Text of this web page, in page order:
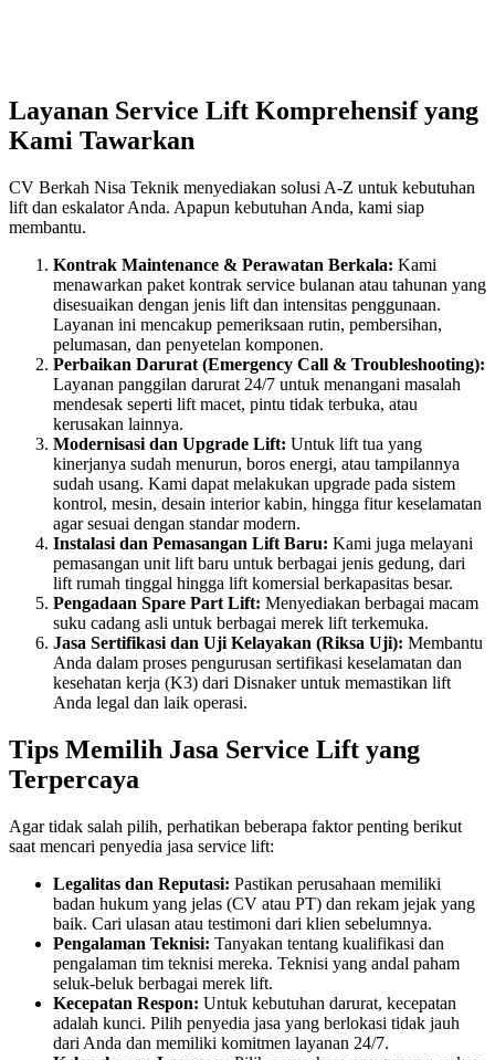
Layanan Service Lift Komprehensif yang
Kami Tawarkan
CV Berkah Nisa Teknik menyediakan solusi A-Z untuk kebutuhan
lift dan eskalator Anda. Apapun kebutuhan Anda, kami siap
membantu.
Kontrak Maintenance & Perawatan Berkala: Kami
menawarkan paket kontrak service bulanan atau tahunan yang
disesuaikan dengan jenis lift dan intensitas penggunaan.
Layanan ini mencakup pemeriksaan rutin, pembersihan,
pelumasan, dan penyetelan komponen.
Perbaikan Darurat (Emergency Call & Troubleshooting):
Layanan panggilan darurat 24/7 untuk menangani masalah
mendesak seperti lift macet, pintu tidak terbuka, atau
kerusakan lainnya.
Modernisasi dan Upgrade Lift: Untuk lift tua yang
kinerjanya sudah menurun, boros energi, atau tampilannya
sudah usang. Kami dapat melakukan upgrade pada sistem
kontrol, mesin, desain interior kabin, hingga fitur keselamatan
agar sesuai dengan standar modern.
Instalasi dan Pemasangan Lift Baru: Kami juga melayani
pemasangan unit lift baru untuk berbagai jenis gedung, dari
lift rumah tinggal hingga lift komersial berkapasitas besar.
Pengadaan Spare Part Lift: Menyediakan berbagai macam
suku cadang asli untuk berbagai merek lift terkemuka.
Jasa Sertifikasi dan Uji Kelayakan (Riksa Uji): Membantu
Anda dalam proses pengurusan sertifikasi keselamatan dan
kesehatan kerja (K3) dari Disnaker untuk memastikan lift
Anda legal dan laik operasi.
Tips Memilih Jasa Service Lift yang
Terpercaya
Agar tidak salah pilih, perhatikan beberapa faktor penting berikut
saat mencari penyedia jasa service lift:
Legalitas dan Reputasi: Pastikan perusahaan memiliki
badan hukum yang jelas (CV atau PT) dan rekam jejak yang
baik. Cari ulasan atau testimoni dari klien sebelumnya.
Pengalaman Teknisi: Tanyakan tentang kualifikasi dan
pengalaman tim teknisi mereka. Teknisi yang andal paham
seluk-beluk berbagai merek lift.
Kecepatan Respon: Untuk kebutuhan darurat, kecepatan
adalah kunci. Pilih penyedia jasa yang berlokasi tidak jauh
dari Anda dan memiliki komitmen layanan 24/7.